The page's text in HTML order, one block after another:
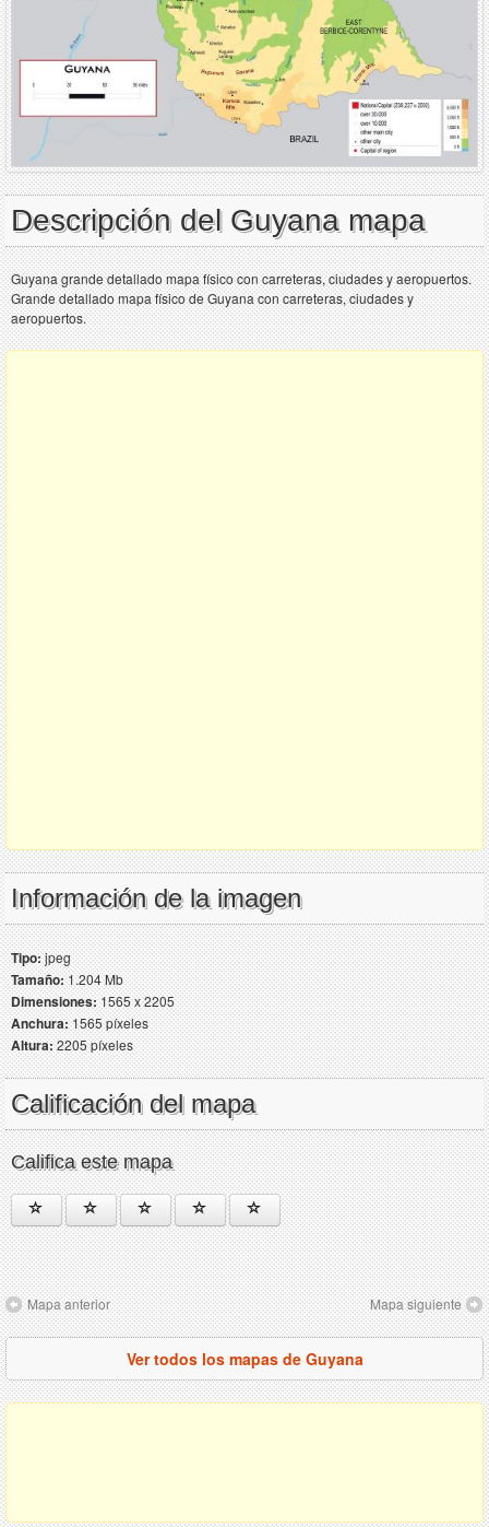
Descripción del Guyana mapa
Guyana grande detallado mapa físico con carreteras, ciudades y aeropuertos.
Grande detallado mapa físico de Guyana con carreteras, ciudades y
aeropuertos.
Información de la imagen
Tipo:jpeg
Tamaño:1.204 Mb
Dimensiones:1565 x 2205
Anchura:1565 píxeles
Altura:2205 píxeles
Calificación del mapa
Califica este mapa
Mapa anterior Mapa siguiente
Ver todos los mapas de Guyana